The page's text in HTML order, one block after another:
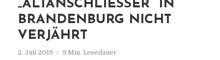
„ALTANSCHLIESSER“ IN B
RANDENBURG NICHT V
ERJÄHRT
2. Juli 2019 9 Min. Lesedauer